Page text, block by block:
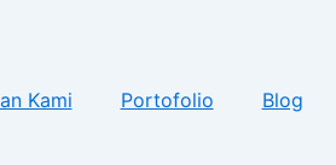
Kami Portofolio Blog